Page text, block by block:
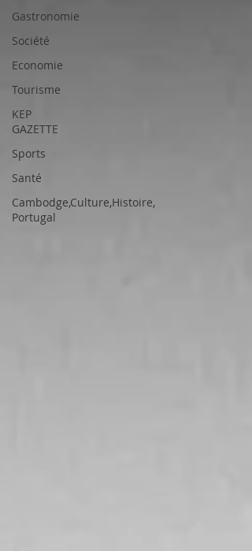
Gastronomie
Société
Economie
Tourisme
KEP
GAZETTE
Sports
Santé
Cambodge,Culture,Histoire,
Portugal